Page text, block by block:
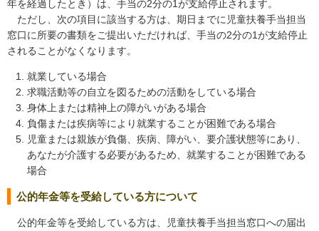
年を経過したとき）は、手当の2分の1が支給停止されます。
ただし、次の項目に該当する方は、 期日までに 児童扶養手当担当
窓口に所要の書類をご提出いただければ、 手当の2分の1が支給停止
されることがなくなります。
就業している場合
求職活動等の自立を図るための活動をしている場合
身体上または精神上の障がいがある場合
負傷または疾病等により就業することが困難である場合
児童または親族が負傷、疾病、障がい、要介護状態等にあり、
あなたが介護する必要があるため、就業することが困難である
場合
公的年金等を受給している方について
公的年金等を受給している方は、児童扶養手当担当窓口への届出